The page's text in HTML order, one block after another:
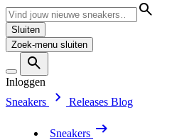
Sluiten
Zoek-menu sluiten
Inloggen
Sneakers
Releases Blog
Sneakers